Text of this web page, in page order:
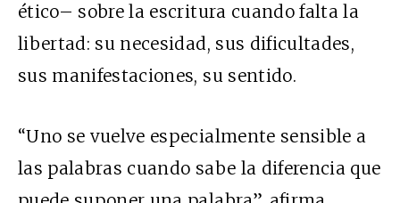
ético– sobre la escritura cuando falta la
libertad: su necesidad, sus dificultades,
sus manifestaciones, su sentido.
“Uno se vuelve especialmente sensible a
las palabras cuando sabe la diferencia que